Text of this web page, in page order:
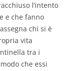
l’intento
e che fanno
chi si è
vita
tra i
che essi